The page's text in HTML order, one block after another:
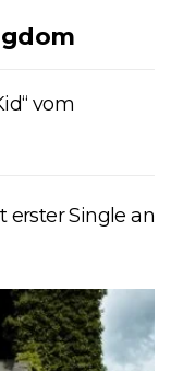
vom
erster Single an